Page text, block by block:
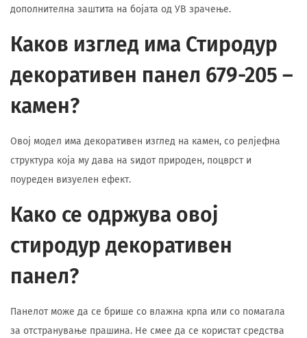
дополнителна заштита на бојата од УВ зрачење.
Каков изглед има Стиродур
декоративен панел 679-205 –
камен?
Овој модел има декоративен изглед на камен, со релјефна
структура која му дава на ѕидот природен, поцврст и
поуреден визуелен ефект.
Како се одржува овој
стиродур декоративен
панел?
Панелот може да се брише со влажна крпа или со помагала
за отстранување прашина. Не смее да се користат средства